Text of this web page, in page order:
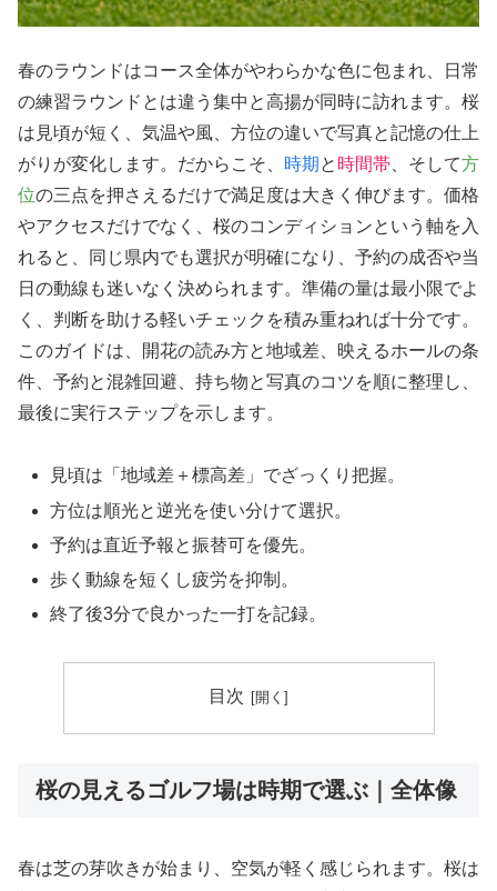
春のラウンドはコース全体がやわらかな色に包まれ、日常
の練習ラウンドとは違う集中と高揚が同時に訪れます。桜
は見頃が短く、気温や風、方位の違いで写真と記憶の仕上
がりが変化します。だからこそ、 時期 と 時間帯 、そして方
位の三点を押さえるだけで満足度は大きく伸びます。価格
やアクセスだけでなく、桜のコンディションという軸を入
れると、同じ県内でも選択が明確になり、予約の成否や当
日の動線も迷いなく決められます。準備の量は最小限でよ
く、判断を助ける軽いチェックを積み重ねれば十分です。
このガイドは、開花の読み方と地域差、映えるホールの条
件、予約と混雑回避、持ち物と写真のコツを順に整理し、
最後に実行ステップを示します。
見頃は「地域差＋標高差」でざっくり把握。
方位は順光と逆光を使い分けて選択。
予約は直近予報と振替可を優先。
歩く動線を短くし疲労を抑制。
終了後3分で良かった一打を記録。
目次
桜の見えるゴルフ場は時期で選ぶ｜全体像
春は芝の芽吹きが始まり、空気が軽く感じられます。桜は